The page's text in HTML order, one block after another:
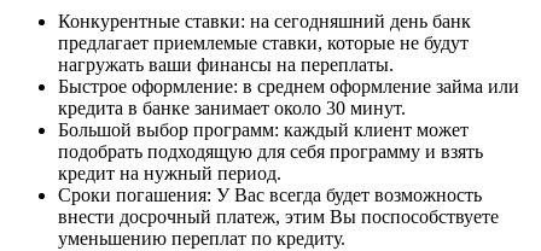
Конкурентные ставки: на сегодняшний день банк
предлагает приемлемые ставки, которые не будут
нагружать ваши финансы на переплаты.
Быстрое оформление: в среднем оформление займа или
кредита в банке занимает около 30 минут.
Большой выбор программ: каждый клиент может
подобрать подходящую для себя программу и взять
кредит на нужный период.
Сроки погашения: У Вас всегда будет возможность
внести досрочный платеж, этим Вы поспособствуете
уменьшению переплат по кредиту.